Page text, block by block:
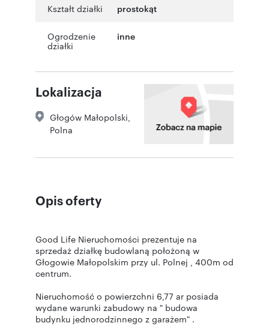
Kształt działki prostokąt
Ogrodzenie
działki
inne
Lokalizacja
Głogów Małopolski
Polna
Opis oferty
Good Life Nieruchomości prezentuje na
sprzedaż działkę budowlaną położoną w
Głogowie Małopolskim przy ul. Polnej , 400m od
centrum.
Nieruchomość o powierzchni 6,77 ar posiada
wydane warunki zabudowy na " budowa
budynku jednorodzinnego z garażem" .